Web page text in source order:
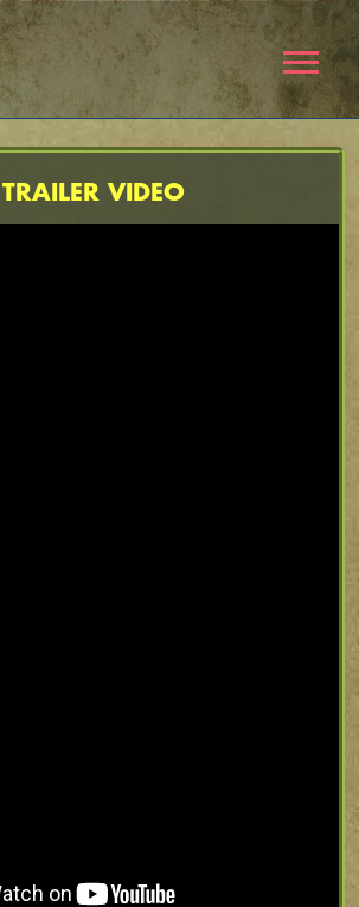
TRAILER VIDEO